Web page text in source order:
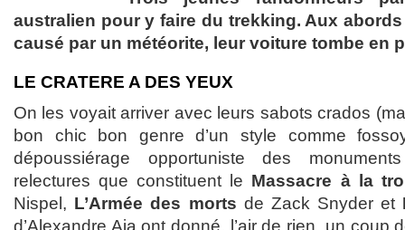
australien pour y faire du trekking. Aux
causé par un météorite, leur voiture tombe en
LE CRATERE A DES YEUX
On les voyait arriver avec leurs sabots crados
bon chic bon genre d’un style comme
dépoussiérage opportuniste des
relectures que constituent le Massacre à la
Nispel, L’Armée des morts de Zack Snyder et
d’Alexandre Aja ont donné, l’air de rien, un coup